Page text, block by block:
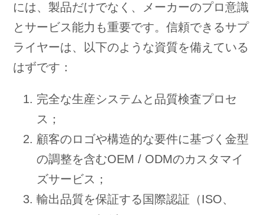
には、製品だけでなく、メーカーのプロ意識
とサービス能力も重要です。信頼できるサプ
ライヤーは、以下のような資質を備えている
はずです：
完全な生産システムと品質検査プロセ
ス；
顧客のロゴや構造的な要件に基づく金型
の調整を含むOEM / ODMのカスタマイ
ズサービス；
輸出品質を保証する国際認証（ISO、